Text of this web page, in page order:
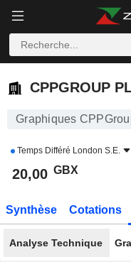
CPPGROUP PLC
CPPGROUP
Graphiques
Temps Différé London S.E.
20,00 GBX
Synthèse Cotations
Analyse Technique